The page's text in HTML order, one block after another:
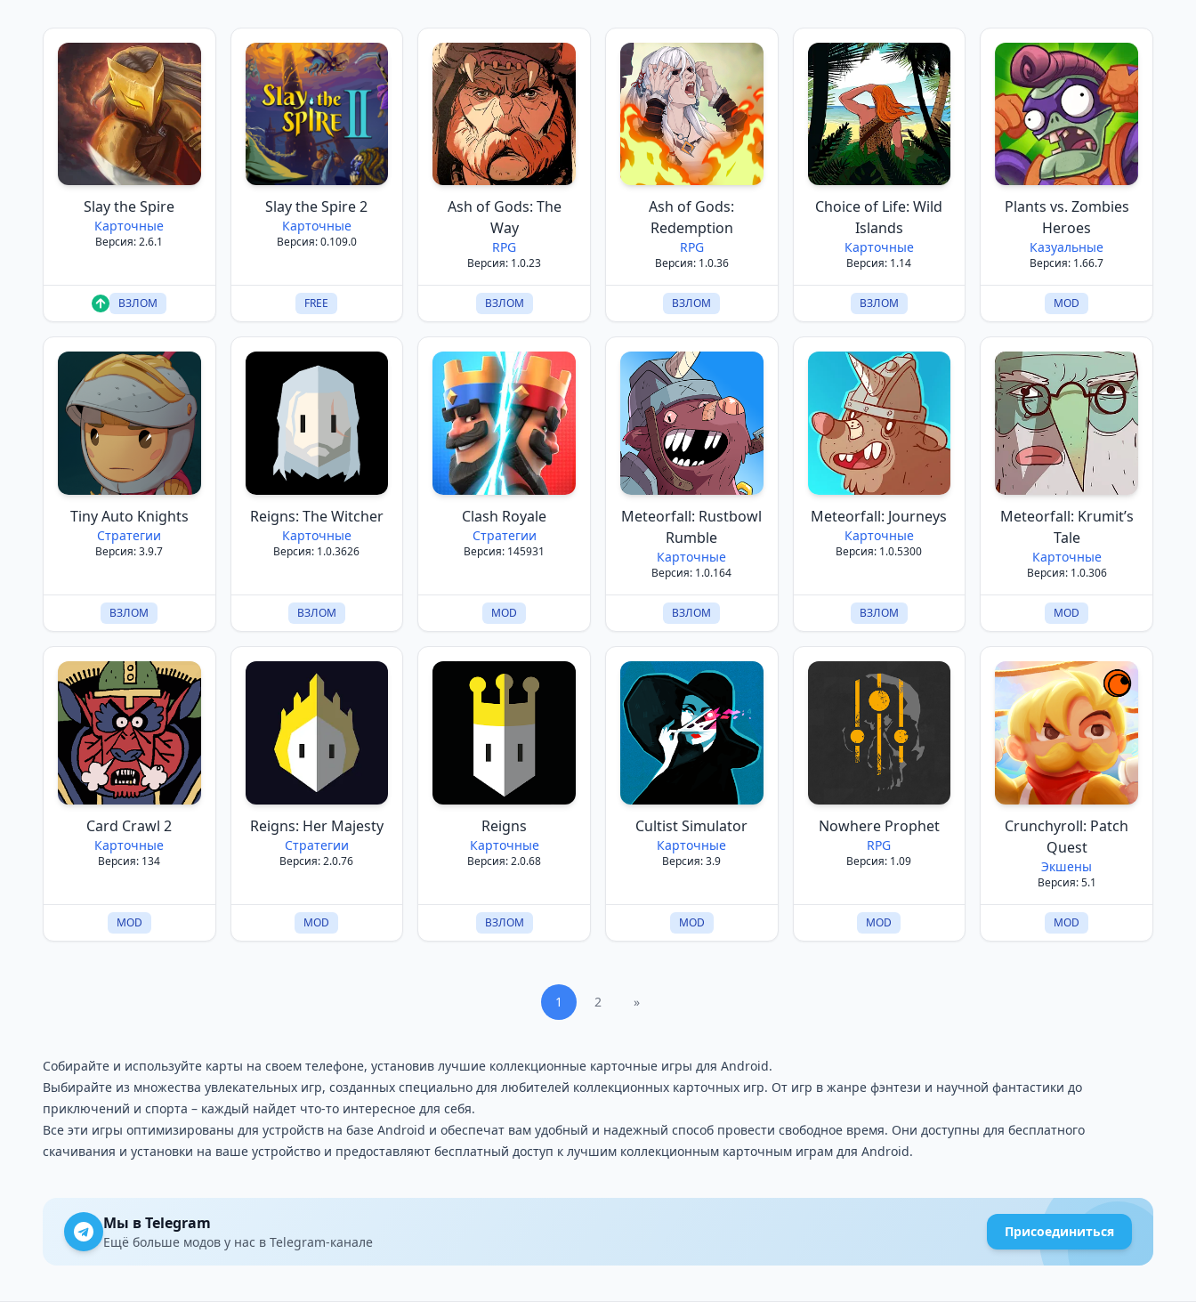
Slay the Spire
Карточные
Версия: 2.6.1
ВЗЛОМ
Slay the Spire 2
Карточные
Версия: 0.109.0
FREE
Ash of Gods: The
Way
RPG
Версия: 1.0.23
ВЗЛОМ
Ash of Gods:
Redemption
RPG
Версия: 1.0.36
ВЗЛОМ
Choice of Life: Wild
Islands
Карточные
Версия: 1.14
ВЗЛОМ
Plants vs. Zombies
Heroes
Казуальные
Версия: 1.66.7
MOD
Tiny Auto Knights
Стратегии
Версия: 3.9.7
ВЗЛОМ
Reigns: The Witcher
Карточные
Версия: 1.0.3626
ВЗЛОМ
Clash Royale
Стратегии
Версия: 145931
MOD
Meteorfall: Rustbowl
Rumble
Карточные
Версия: 1.0.164
ВЗЛОМ
Meteorfall: Journeys
Карточные
Версия: 1.0.5300
ВЗЛОМ
Meteorfall: Krumit’s
Tale
Карточные
Версия: 1.0.306
MOD
Card Crawl 2
Карточные
Версия: 134
MOD
Reigns: Her Majesty
Стратегии
Версия: 2.0.76
MOD
Reigns
Карточные
Версия: 2.0.68
ВЗЛОМ
Cultist Simulator
Карточные
Версия: 3.9
MOD
Nowhere Prophet
RPG
Версия: 1.09
MOD
Crunchyroll: Patch
Quest
Экшены
Версия: 5.1
MOD
1 2 »
Собирайте и используйте карты на своем телефоне, установив лучшие коллекционные карточные игры для Android.
Выбирайте из множества увлекательных игр, созданных специально для любителей коллекционных карточных игр. От игр в жанре фэнтези и научной фантастики до
приключений и спорта – каждый найдет что-то интересное для себя.
Все эти игры оптимизированы для устройств на базе Android и обеспечат вам удобный и надежный способ провести свободное время. Они доступны для бесплатного
скачивания и установки на ваше устройство и предоставляют бесплатный доступ к лучшим коллекционным карточным играм для Android.
Мы в Telegram
Ещё больше модов у нас в Telegram-канале
Присоединиться